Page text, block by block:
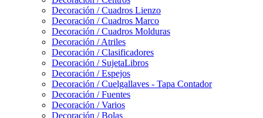
Decoración / Cuadros Lienzo
Decoración / Cuadros Marco
Decoración / Cuadros Molduras
Decoración / Atriles
Decoración / Clasificadores
Decoración / SujetaLibros
Decoración / Espejos
Decoración / Cuelgallaves - Tapa Contador
Decoración / Fuentes
Decoración / Varios
Decoración / Bolas